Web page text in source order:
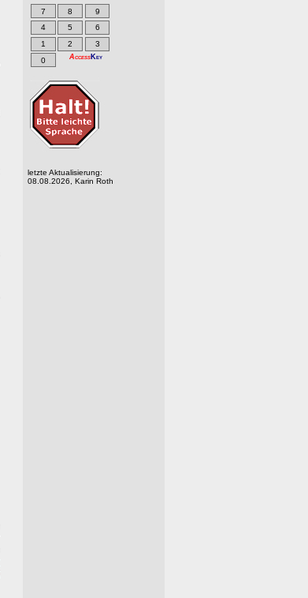
7 8
9
4
5
6
1
2
3
0
Access Key
letzte Aktualisierung:
08.08.2026, Karin Roth